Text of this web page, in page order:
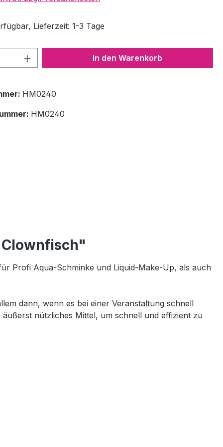
Lieferzeit: 1-3 Tage
Gib den gewünschten Wert
In den Warenkorb
HM0240
HM0240
Profi Aqua-Schminke und Liquid-Make-Up, als auch
dann, wenn es bei einer Veranstaltung schnell
nützliches Mittel, um schnell und effizient zu